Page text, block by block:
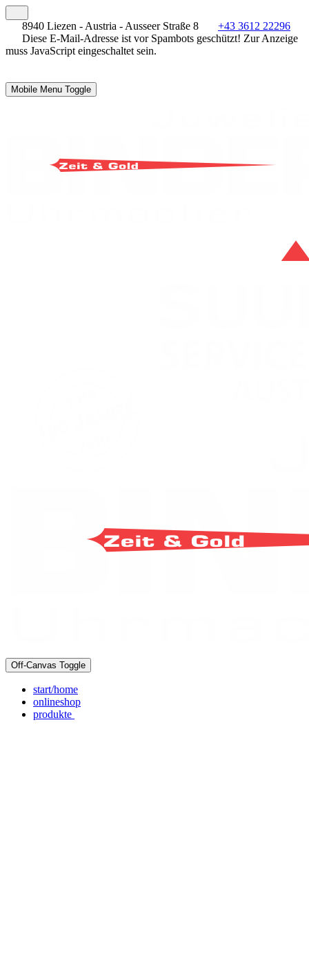
8940 Liezen - Austria - Ausseer Straße 8
+43 3612 22296
Diese E-Mail-Adresse ist vor Spambots geschützt! Zur Anzeige
muss JavaScript eingeschaltet sein.
Mobile Menu Toggle
Off-Canvas Toggle
start/home
onlineshop
produkte